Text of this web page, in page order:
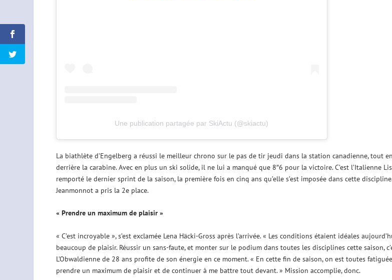
Une publication partagée par SkiActu (@skiactu)
La biathlète d’Engelberg a réussi le meilleur chrono sur le pas de tir jeudi dans la station canadienne, tout
derrière la carabine. Avec en plus un ski solide, il ne lui a manqué que 8″6 pour la victoire. C’est l’Italienne
remporté le dernier sprint de la saison, la première fois en cinq ans qu’elle s’est imposée dans cette
Jeanmonnot a pris la 2e place.
« Prendre un maximum de plaisir »
« C’est incroyable », s’est exclamée Lena Häcki-Gross après l’arrivée. « Les conditions étaient idéales
beaucoup de plaisir. Réussir un sans-faute, et monter sur le podium dans toutes les disciplines cette saison,
L’Obwaldienne de 28 ans profite de son énergie en ce moment. « En cette fin de saison, on est toutes
prendre un maximum de plaisir et de continuer à me battre tout devant. » Mission accomplie, donc.